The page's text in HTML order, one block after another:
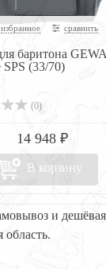
избранное сравнить
баритона GEWA
SPS (33/70)
(0)
14 948 ₽
В корзину
и дешёвая
область.